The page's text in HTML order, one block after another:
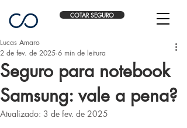
COTAR SEGURO
Seguro para notebook
Samsung: vale a pena?
Lucas Amaro
2 de fev. de 2025 6 min de leitura
Atualizado: 3 de fev. de 2025